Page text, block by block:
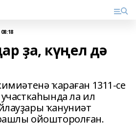
ҙа, күңел дә
ҡараған 1311-се
ла ил
ҡануниәт
ойошторолған.